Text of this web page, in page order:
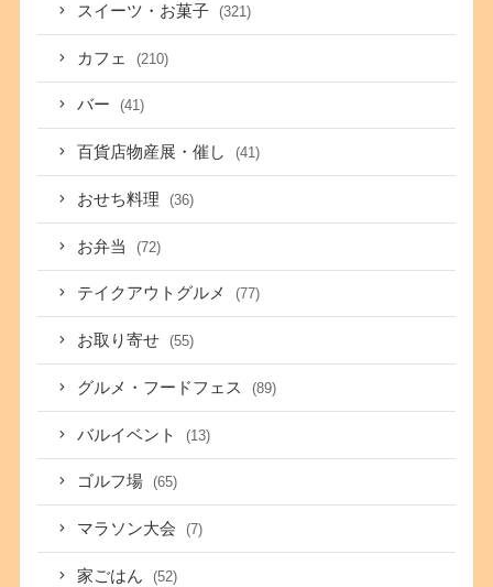
スイーツ・お菓子 (321)
カフェ (210)
バー (41)
百貨店物産展・催し (41)
おせち料理 (36)
お弁当 (72)
テイクアウトグルメ (77)
お取り寄せ (55)
グルメ・フードフェス (89)
バルイベント (13)
ゴルフ場 (65)
マラソン大会 (7)
家ごはん (52)